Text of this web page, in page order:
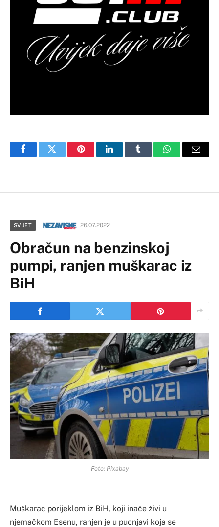
FacebookTwitter PinterestLinkedInTumblr WhatsAppEmail
SVIJET 26.07.2022
Obračun na benzinskoj
pumpi, ranjen muškarac iz
BiH
Foto: Pixabay
Muškarac porijeklom iz BiH, koji inače živi u
njemačkom Esenu, ranjen je u pucnjavi koja se